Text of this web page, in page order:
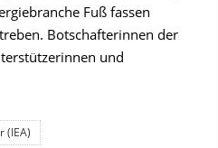
Fuß fassen
Botschafterinnen der
und
(IEA)